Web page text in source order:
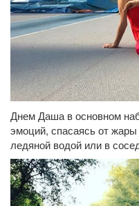
Днем Даша в основном
эмоций, спасаясь от жары
ледяной водой или в